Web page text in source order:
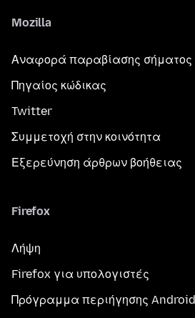
Mozilla
Αναφορά παραβίασης σήματος
Πηγαίος κώδικας
Twitter
Συμμετοχή στην κοινότητα
Εξερεύνηση άρθρων βοήθειας
Firefox
Λήψη
Firefox για υπολογιστές
Πρόγραμμα περιήγησης Android